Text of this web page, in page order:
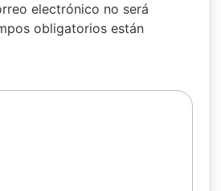
electrónico no será
obligatorios están